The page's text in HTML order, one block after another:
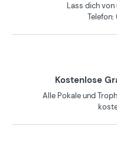
Lass dich
Kostenlose
Alle Pokale und